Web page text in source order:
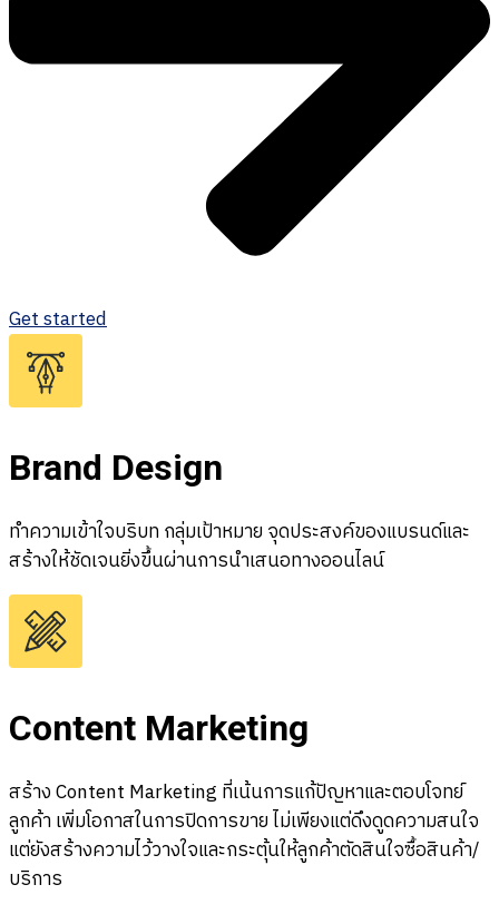
Get started
Brand Design
ทำความเข้าใจบริบท กลุ่มเป้าหมาย จุดประสงค์ของแบรนด์และ
สร้างให้ชัดเจนยิ่งขึ้นผ่านการนำเสนอทางออนไลน์
Content Marketing
สร้าง Content Marketing ที่เน้นการแก้ปัญหาและตอบโจทย์
ลูกค้า เพิ่มโอกาสในการปิดการขาย ไม่เพียงแต่ดึงดูดความสนใจ
แต่ยังสร้างความไว้วางใจและกระตุ้นให้ลูกค้าตัดสินใจซื้อสินค้า/
บริการ